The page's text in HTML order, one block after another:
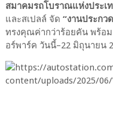
สมาคมรถโบราณแห่งประเ
และสเปลล์ จัด “งานประกว
ทรงคุณค่ากว่าร้อยคัน พร้อ
อร์พาร์ค วันนี้–22 มิถุนายน